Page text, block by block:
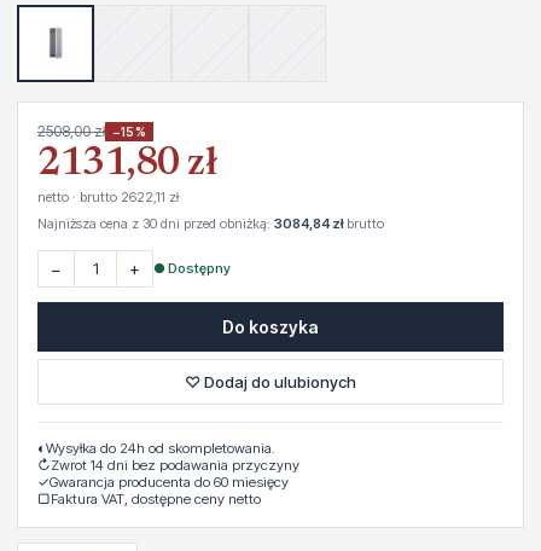
2508,00 zł −15%
2131,80 zł
netto · brutto 2622,11 zł
Najniższa cena z 30 dni przed obniżką: 3084,84 złbrutto
− + ● Dostępny
Do koszyka
♡ Dodaj do ulubionych
◐ Wysyłka do 24h od skompletowania.
↻Zwrot 14 dni bez podawania przyczyny
✓Gwarancja producenta do 60 miesięcy
▢Faktura VAT, dostępne ceny netto